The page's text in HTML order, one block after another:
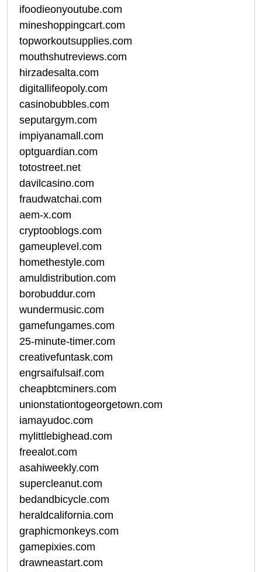
ifoodieonyoutube.com
mineshoppingcart.com
topworkoutsupplies.com
mouthshutreviews.com
hirzadesalta.com
digitallifeopoly.com
casinobubbles.com
seputargym.com
impiyanamall.com
optguardian.com
totostreet.net
davilcasino.com
fraudwatchai.com
aem-x.com
cryptooblogs.com
gameuplevel.com
homethestyle.com
amuldistribution.com
borobuddur.com
wundermusic.com
gamefungames.com
25-minute-timer.com
creativefuntask.com
engrsaifulsaif.com
cheapbtcminers.com
unionstationtogeorgetown.com
iamayudoc.com
mylittlebighead.com
freealot.com
asahiweekly.com
supercleanut.com
bedandbicycle.com
heraldcalifornia.com
graphicmonkeys.com
gamepixies.com
drawneastart.com